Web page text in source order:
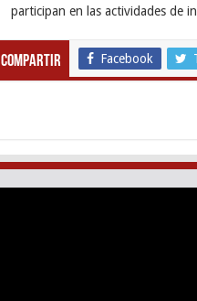
participan en las actividades de
Compartir Facebook